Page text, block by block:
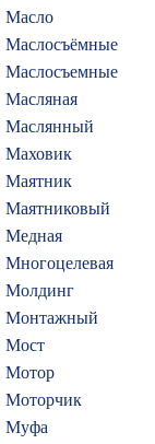
Масло
Маслосъёмные
Маслосъемные
Масляная
Маслянный
Маховик
Маятник
Маятниковый
Медная
Многоцелевая
Молдинг
Монтажный
Мост
Мотор
Моторчик
Муфа